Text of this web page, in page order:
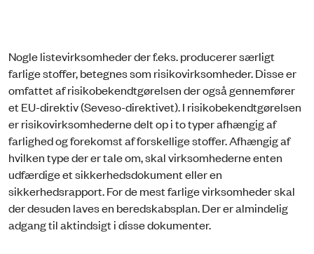
Nogle listevirksomheder der f.eks. producerer særligt
farlige stoffer, betegnes som risikovirksomheder. Disse er
omfattet af risikobekendtgørelsen der også gennemfører
et EU-direktiv (Seveso-direktivet). I risikobekendtgørelsen
er risikovirksomhederne delt op i to typer afhængig af
farlighed og forekomst af forskellige stoffer. Afhængig af
hvilken type der er tale om, skal virksomhederne enten
udfærdige et sikkerhedsdokument eller en
sikkerhedsrapport. For de mest farlige virksomheder skal
der desuden laves en beredskabsplan. Der er almindelig
adgang til aktindsigt i disse dokumenter.